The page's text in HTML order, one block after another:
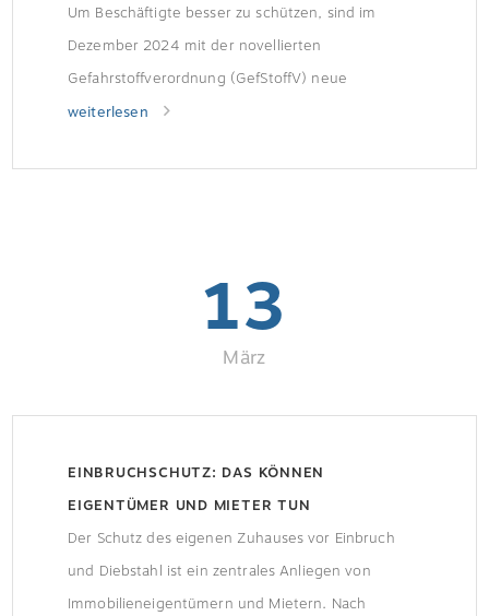
Um Beschäftigte besser zu schützen, sind im
Dezember 2024 mit der novellierten
Gefahrstoffverordnung (GefStoffV) neue
Regelungen für Tätigkeiten mit Asbest in Kraft
Bauwirtschaft (BG BAU) informiert über die
weiterlesen
13
März
EINBRUCHSCHUTZ: DAS KÖNNEN
EIGENTÜMER UND MIETER TUN
Der Schutz des eigenen Zuhauses vor Einbruch
und Diebstahl ist ein zentrales Anliegen von
Immobilieneigentümern und Mietern. Nach